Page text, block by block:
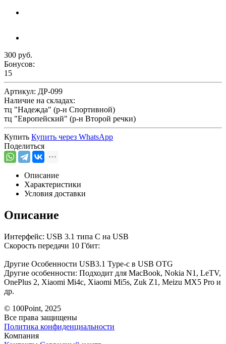
300 руб.
Бонусов:
15
Артикул: ДР-099
Наличие на складах:
тц "Надежда" (р-н Спортивной)
тц "Европейский" (р-н Второй речки)
Купить Купить через WhatsApp
Поделиться
Описание
Характеристики
Условия доставки
Описание
Интерфейс: USB 3.1 типа С на USB
Скорость передачи 10 Гбит:
Другие Особенности USB3.1 Type-c в USB OTG
Другие особенности: Подходит для MacBook, Nokia N1, LeTV,
OnePlus 2, Xiaomi Mi4c, Xiaomi Mi5s, Zuk Z1, Meizu MX5 Pro и
др.
© 100Point, 2025
Все права защищены
Политика конфиденциальности
Компания